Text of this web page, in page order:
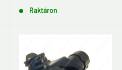
Raktáron